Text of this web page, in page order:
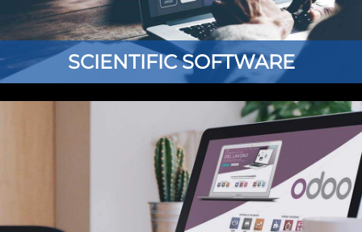
SCIENTIFIC SOFTWARE